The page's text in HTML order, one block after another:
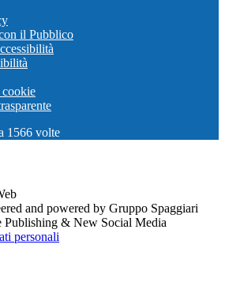
il Pubblico
cookie
1566 volte
and powered by Gruppo Spaggiari
Publishing & New Social Media
personali